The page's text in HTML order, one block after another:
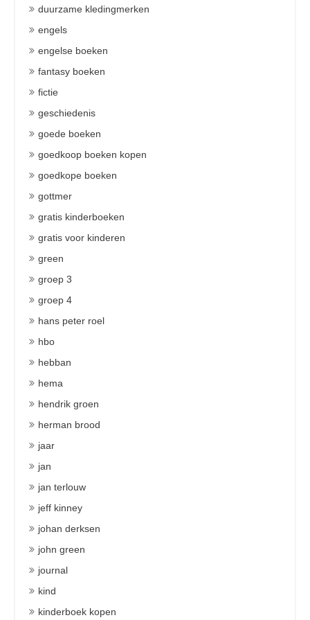
duurzame kledingmerken
engels
engelse boeken
fantasy boeken
fictie
geschiedenis
goede boeken
goedkoop boeken kopen
goedkope boeken
gottmer
gratis kinderboeken
gratis voor kinderen
green
groep 3
groep 4
hans peter roel
hbo
hebban
hema
hendrik groen
herman brood
jaar
jan
jan terlouw
jeff kinney
johan derksen
john green
journal
kind
kinderboek kopen